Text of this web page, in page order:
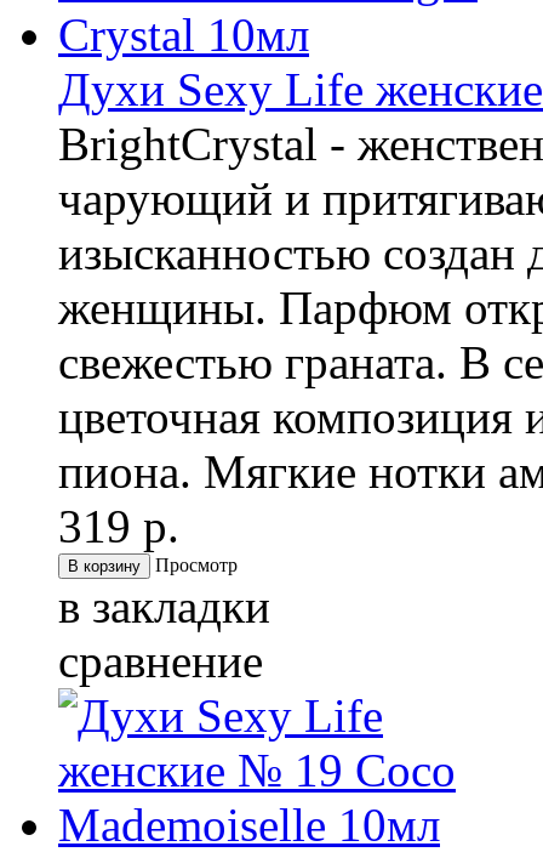
Духи Sexy Life
BrightCrystal -
чарующий и
изысканностью создан
женщины. Парфюм
свежестью граната. В
цветочная композиция
пиона. Мягкие нотки
319 р.
Просмотр
в закладки
сравнение